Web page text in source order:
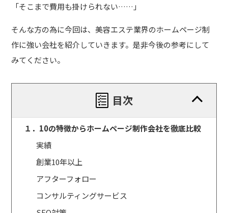
「そこまで費用も掛けられない……」
そんな方の為に今回は、美容エステ業界のホームページ制
作に強い会社を紹介していきます。是非今後の参考にして
みてください。
目次
１．10の特徴からホームページ制作会社を徹底比較
実績
創業10年以上
アフターフォロー
コンサルティングサービス